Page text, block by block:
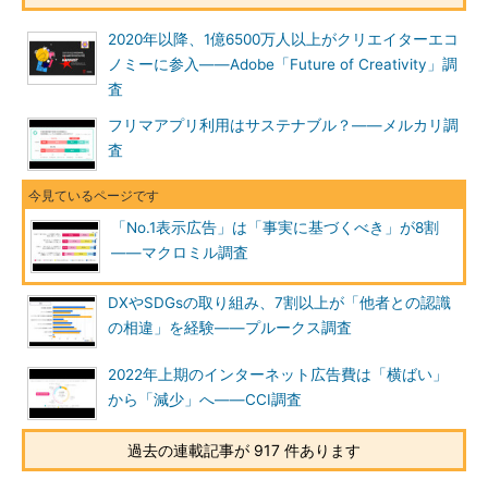
2020年以降、1億6500万人以上がクリエイターエコ
ノミーに参入――Adobe「Future of Creativity」調
査
フリマアプリ利用はサステナブル？――メルカリ調
査
「No.1表示広告」は「事実に基づくべき」が8割
――マクロミル調査
DXやSDGsの取り組み、7割以上が「他者との認識
の相違」を経験――プルークス調査
2022年上期のインターネット広告費は「横ばい」
から「減少」へ――CCI調査
過去の連載記事が 917 件あります